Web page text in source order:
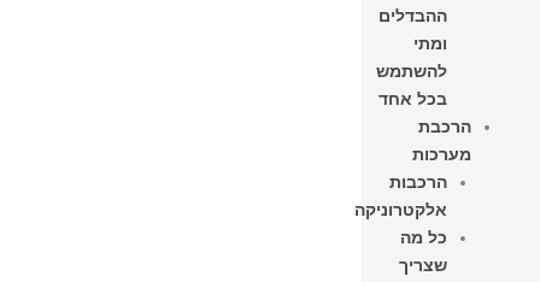
ההבדלים
ומתי
להשתמש
בכל אחד
הרכבת
מערכות
הרכבות
אלקטרוניקה
כל מה
שצריך